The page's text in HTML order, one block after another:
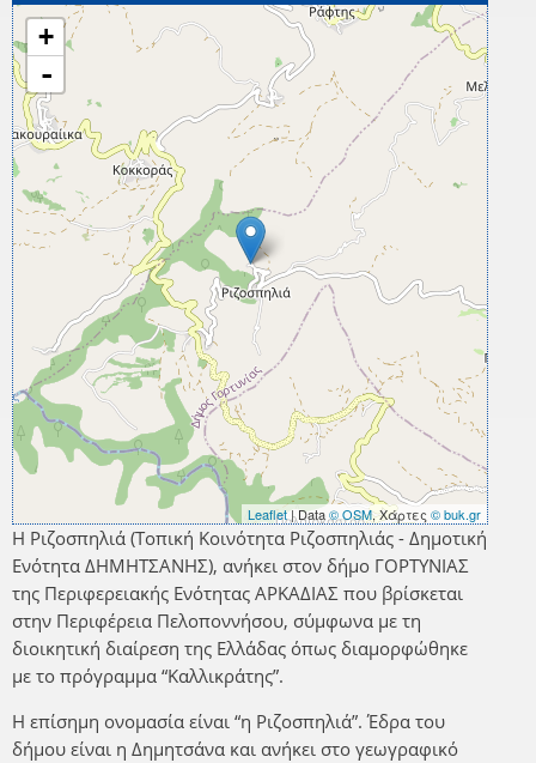
+
-
Leaflet| Data© OSM, Χάρτες © buk.gr
Η Ριζοσπηλιά (Τοπική Κοινότητα Ριζοσπηλιάς - Δημοτική
Ενότητα ΔΗΜΗΤΣΑΝΗΣ), ανήκει στον δήμο ΓΟΡΤΥΝΙΑΣ
της Περιφερειακής Ενότητας ΑΡΚΑΔΙΑΣ που βρίσκεται
στην Περιφέρεια Πελοποννήσου, σύμφωνα με τη
διοικητική διαίρεση της Ελλάδας όπως διαμορφώθηκε
με το πρόγραμμα “Καλλικράτης”.
Η επίσημη ονομασία είναι “η Ριζοσπηλιά”. Έδρα του
δήμου είναι η Δημητσάνα και ανήκει στο γεωγραφικό